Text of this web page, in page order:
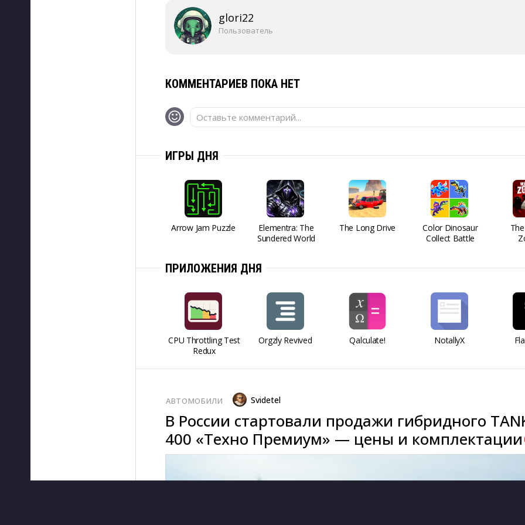
glori22
Пользователь
КОММЕНТАРИЕВ ПОКА НЕТ
Оставьте комментарий...
ИГРЫ ДНЯ
Arrow Jam Puzzle
Elementra: The
Sundered World
The Long Drive
Color Dinosaur
Collect Battle
ПРИЛОЖЕНИЯ ДНЯ
CPU Throttling Test
Redux
Orgzly Revived Qalculate! NotallyX
АВТОМОБИЛИ Svidetel
В России стартовали продажи гибридного
400 «Техно Премиум» — цены и комплектации